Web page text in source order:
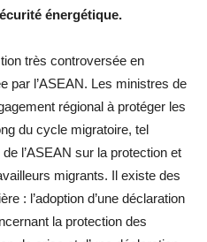
énergétique.
très controversée en
par l’ASEAN. Les ministres de
régional à protéger les
du cycle migratoire, tel
l’ASEAN sur la protection et
migrants. Il existe des
: l’adoption d’une déclaration
la protection des